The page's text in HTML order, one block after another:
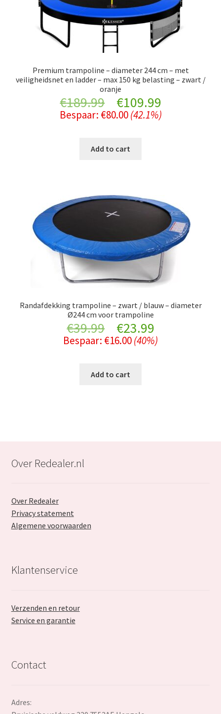
Premium trampoline – diameter 244 cm – met
veiligheidsnet en ladder – max 150 kg belasting – zwart /
oranje
€189.99
Original
price
was:
€109.99Current
price
Bespaar: €80.00 (42.1%)
Add to cart
Randafdekking trampoline – zwart / blauw – diameter
Ø244 cm voor trampoline
€39.99
Original
price
was:
€23.99Current
price
Bespaar: €16.00(40%)
Add to cart
Over Redealer.nl
Over Redealer
Privacy statement
Algemene voorwaarden
Klantenservice
Verzenden en retour
Service en garantie
Contact
Adres: